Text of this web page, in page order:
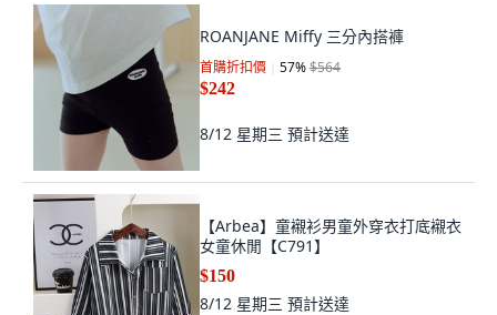
ROANJANE Miffy 三分內搭褲
首購折扣價 57%$564
$242
8/12 星期三 預計送達
【Arbea】童襯衫男童外穿衣打底襯衣
女童休閒【C791】
$150
8/12 星期三 預計送達